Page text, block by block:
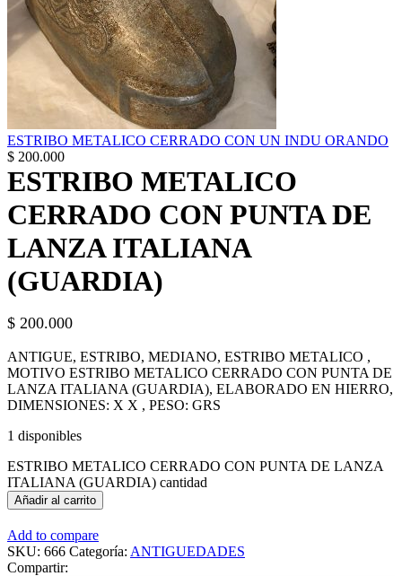
ESTRIBO METALICO CERRADO CON UN INDU ORANDO
$ 200.000
ESTRIBO METALICO
CERRADO CON PUNTA DE
LANZA ITALIANA
(GUARDIA)
$ 200.000
ANTIGUE, ESTRIBO, MEDIANO, ESTRIBO METALICO ,
MOTIVO ESTRIBO METALICO CERRADO CON PUNTA DE
LANZA ITALIANA (GUARDIA), ELABORADO EN HIERRO,
DIMENSIONES: X X , PESO: GRS
1 disponibles
ESTRIBO METALICO CERRADO CON PUNTA DE LANZA
ITALIANA (GUARDIA) cantidad
Añadir al carrito
Add to compare
SKU: 666 Categoría: ANTIGUEDADES
Compartir: